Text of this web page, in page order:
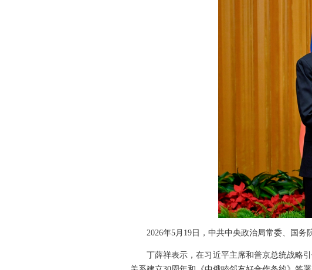
2026年5月19日，中共中央政治局常委、国务
丁薛祥表示，在习近平主席和普京总统战略